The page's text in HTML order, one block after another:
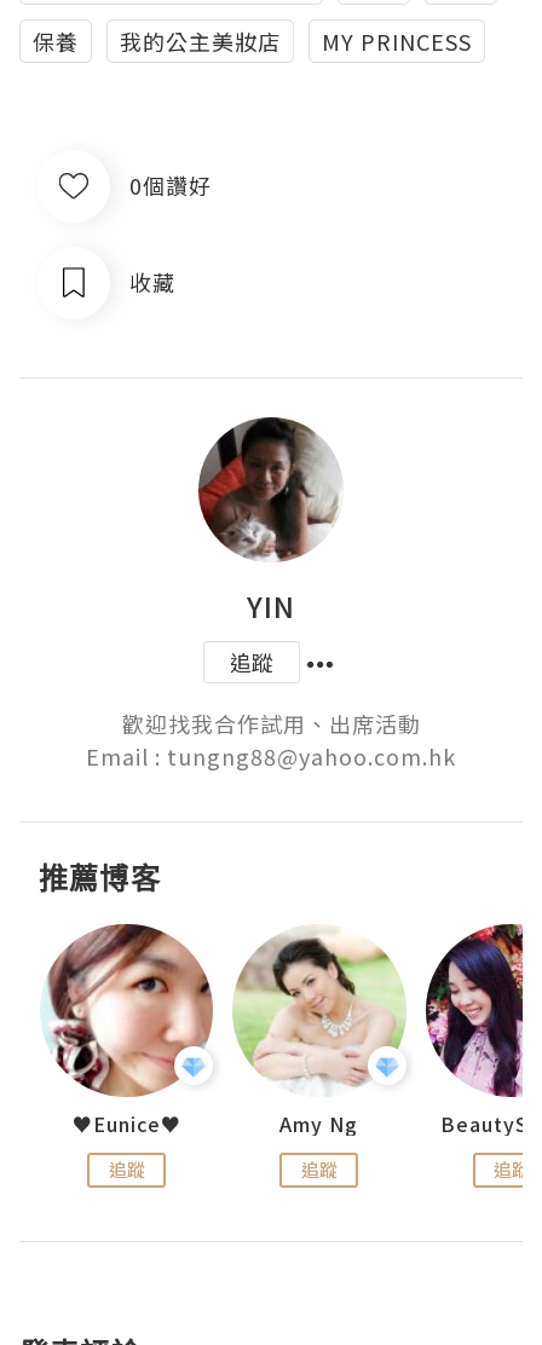
保養
我的公主美妝店 MY PRINCESS
0個讚好
收藏
YIN
追蹤
歡迎找我合作試用、出席活動
Email : tungng88@yahoo.com.hk
推薦博客
♥Eunice♥
追蹤
Amy Ng
追蹤 追蹤